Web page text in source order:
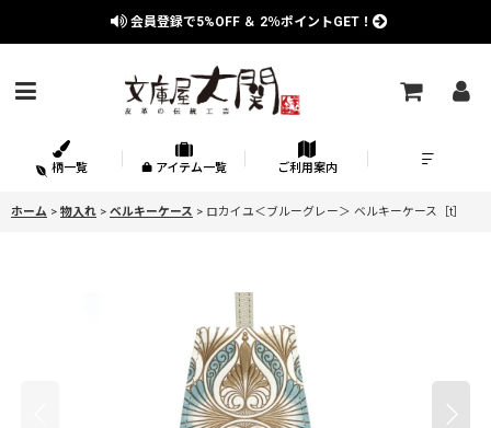
会員登録で5%OFF ＆ 2％ポイントGET！
柄一覧 アイテム一覧 ご利用案内
ホーム > 物入れ > ベルキーケース > ロカイユ＜ブルーグレー＞ ベルキーケース［t］